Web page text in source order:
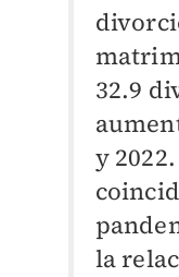
32.9
y
la